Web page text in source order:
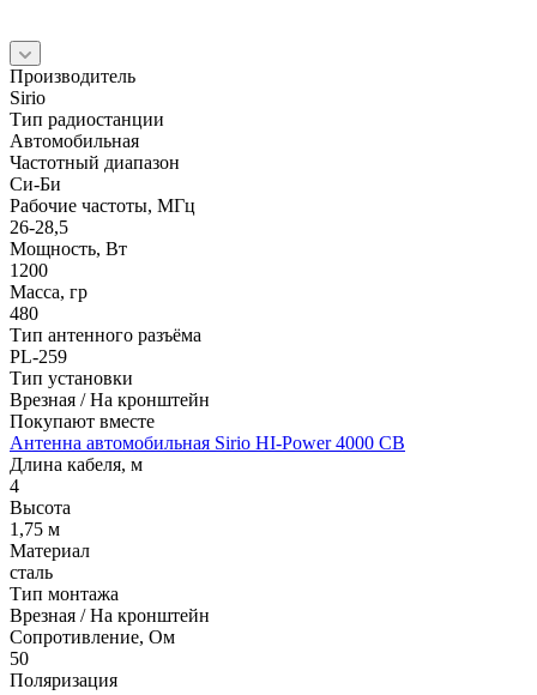
Производитель
Sirio
Тип радиостанции
Автомобильная
Частотный диапазон
Си-Би
Рабочие частоты, МГц
26-28,5
Мощность, Вт
1200
Масса, гр
480
Тип антенного разъёма
PL-259
Тип установки
Врезная / На кронштейн
Покупают вместе
Антенна автомобильная Sirio HI-Power 4000 CB
Длина кабеля, м
4
Высота
1,75 м
Материал
сталь
Тип монтажа
Врезная / На кронштейн
Сопротивление, Ом
50
Поляризация